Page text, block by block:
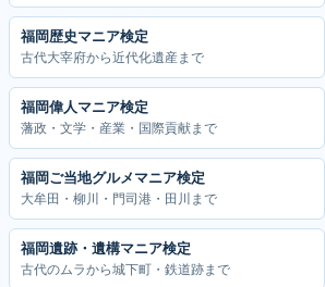
福岡歴史マニア検定
古代大宰府から近代化遺産まで
福岡偉人マニア検定
藩政・文学・産業・国際貢献まで
福岡ご当地グルメマニア検定
大牟田・柳川・門司港・田川まで
福岡遺跡・遺構マニア検定
古代のムラから城下町・鉄道跡まで